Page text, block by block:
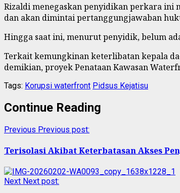
Rizaldi menegaskan penyidikan perkara ini
dan akan dimintai pertanggungjawaban
Hingga saat ini, menurut penyidik, belum
Terkait kemungkinan keterlibatan kepala
demikian, proyek Penataan Kawasan
Tags: Korupsi waterfront Pidsus Kejatisu
Continue Reading
Previous Previous post:
Terisolasi Akibat Keterbatasan Akses
Next Next post: